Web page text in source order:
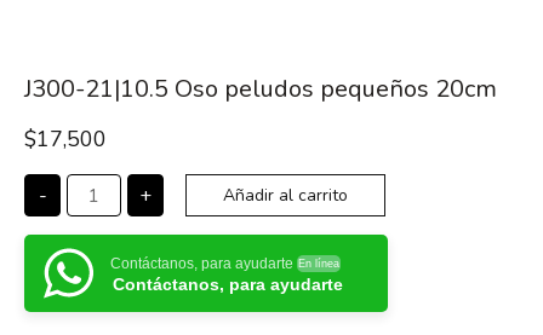
J300-21|10.5 Oso peludos pequeños 20cm
$17,500
- + Añadir al carrito
Contáctanos, para ayudarte En línea
Contáctanos, para ayudarte